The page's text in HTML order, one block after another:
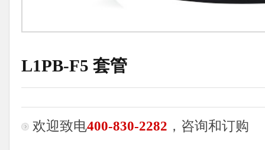
L1PB-F5 套管
欢迎致电400-830-2282 ，咨询和订购